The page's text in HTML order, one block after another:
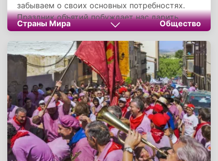
забываем о своих основных потребностях.
Праздник объятий побуждает нас дарить
объятия тем, кто в них нуждается. В этот день
основное внимание уделяется пожилым,
больным и инвалидам, одиноким людям и
всем, кто нуждается в тепле.
Страны Мира Общество